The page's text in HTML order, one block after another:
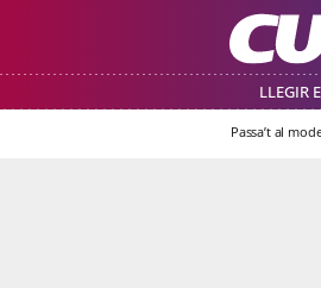
LLEGIR
Passa’t al